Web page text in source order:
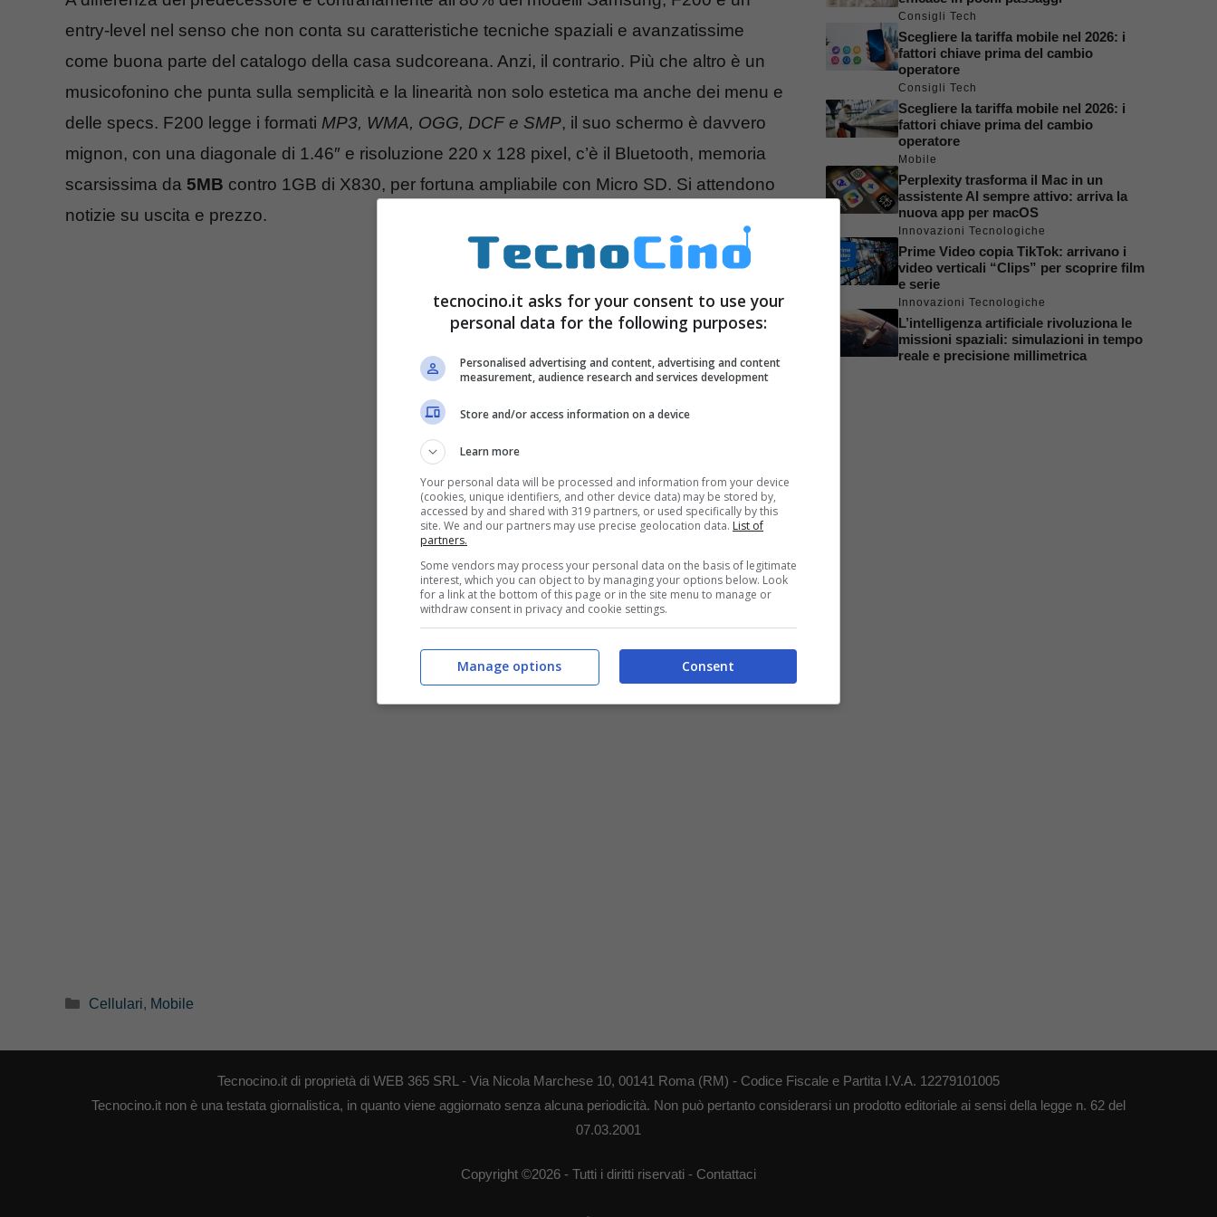
entry-level nel senso che non conta su caratteristiche tecniche spaziali e avanzatissime
come buona parte del catalogo della casa sudcoreana. Anzi, il contrario. Più che altro è un
musicofonino che punta sulla semplicità e la linearità non solo estetica ma anche dei menu e
delle specs. F200 legge i formati MP3, WMA, OGG, DCF e SMP, il suo schermo è davvero
mignon, con una diagonale di 1.46″ e risoluzione 220 x 128 pixel, c’è il Bluetooth, memoria
scarsissima da 5MB contro 1GB di X830, per fortuna ampliabile con Micro SD. Si attendono
notizie su uscita e prezzo.
Categorie
Cellulari, Mobile
Consigli Tech
Scegliere la tariffa mobile nel 2026: i
fattori chiave prima del cambio
operatore
Consigli Tech
Scegliere la tariffa mobile nel 2026: i
fattori chiave prima del cambio
operatore
Mobile
Perplexity trasforma il Mac in un
assistente AI sempre attivo: arriva la
nuova app per macOS
Innovazioni Tecnologiche
Prime Video copia TikTok: arrivano i
video verticali “Clips” per scoprire film
e serie
Innovazioni Tecnologiche
L’intelligenza artificiale rivoluziona le
missioni spaziali: simulazioni in tempo
reale e precisione millimetrica
Tecnocino.it di proprietà di WEB 365 SRL - Via Nicola Marchese 10, 00141 Roma (RM) - Codice Fiscale e Partita I.V.A. 12279101005
Tecnocino.it non è una testata giornalistica, in quanto viene aggiornato senza alcuna periodicità. Non può pertanto considerarsi un prodotto editoriale ai sensi della legge n. 62 del
07.03.2001
Copyright ©2026 - Tutti i diritti riservati - Contattaci
tecnocino.it asks for your consent to use your
personal data for the following purposes:
Personalised advertising and content, advertising and content
measurement, audience research and services development
Store and/or access information on a device
Learn more
Your personal data will be processed and information from your device
(cookies, unique identifiers, and other device data) may be stored by,
accessed by and shared with 319 partners, or used specifically by this
site. We and our partners may use precise geolocation data. List of
partners.
Some vendors may process your personal data on the basis of legitimate
interest, which you can object to by managing your options below. Look
for a link at the bottom of this page or in the site menu to manage or
withdraw consent in privacy and cookie settings.
Consent
Manage options